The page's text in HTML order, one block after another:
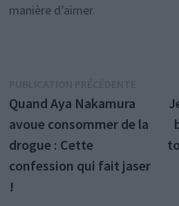
manière d’aimer.
de
l’article
Quand Aya Nakamura
avoue consommer de la
drogue : Cette
confession qui fait jaser
!